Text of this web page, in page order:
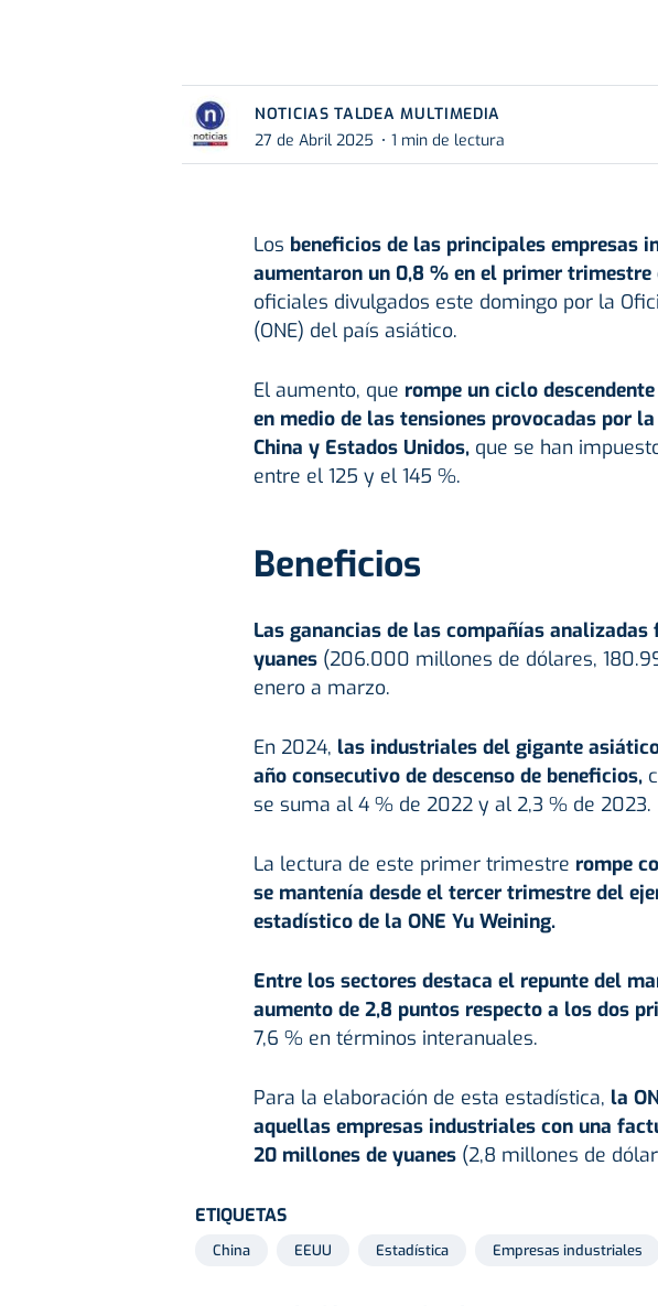
NOTICIAS TALDEA MULTIMEDIA
27 de Abril 2025
1 min de lectura
Los beneficios de las principales empresas
aumentaron un 0,8 % en el primer trimestre
oficiales divulgados este domingo por la
(ONE) del país asiático.
El aumento, que rompe un ciclo
en medio de las tensiones provocadas por
China y Estados Unidos, que se han
entre el 125 y el 145 %.
Beneficios
Las ganancias de las compañías analizadas
yuanes (206.000 millones de dólares,
enero a marzo.
En 2024, las industriales del gigante
año consecutivo de descenso de beneficios,
se suma al 4 % de 2022 y al 2,3 % de 2023.
La lectura de este primer trimestre rompe
se mantenía desde el tercer trimestre del
estadístico de la ONE Yu Weining.
Entre los sectores destaca el repunte del
aumento de 2,8 puntos respecto a los dos
7,6 % en términos interanuales.
Para la elaboración de esta estadística, la
aquellas empresas industriales con una
20 millones de yuanes (2,8 millones de
ETIQUETAS
China EEUU Estadística Empresas industriales